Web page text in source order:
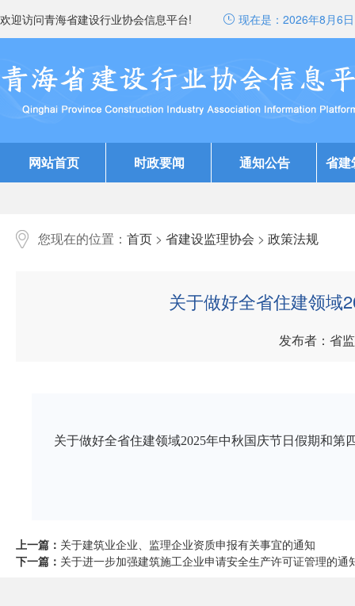
欢迎访问青海省建设行业协会信息平台! 现在是： 2026年8月6
网站首页 时政要闻 通知公告 省建
您现在的位置： 首页 > 省建设监理协会 > 政策法规
关于做好全省住建领域
发布者：省
关于做好全省住建领域2025年中秋国庆节日假期和第
上一篇： 关于建筑业企业、监理企业资质申报有关事宜的通知
下一篇： 关于进一步加强建筑施工企业申请安全生产许可证管理的通